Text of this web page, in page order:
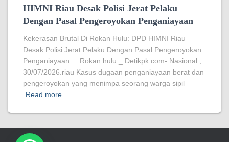
HIMNI Riau Desak Polisi Jerat Pelaku
Dengan Pasal Pengeroyokan Penganiayaan
Kekerasan Brutal Di Rokan Hulu: DPD HIMNI Riau
Desak Polisi Jerat Pelaku Dengan Pasal Pengeroyokan
Penganiayaan Rokan hulu _ Detikpk.com- Nasional ,
30/07/2026.riau Kasus dugaan penganiayaan berat dan
pengeroyokan yang menimpa seorang warga sipil
Read more